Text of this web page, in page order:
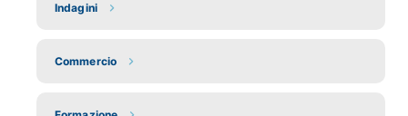
Indagini
Commercio